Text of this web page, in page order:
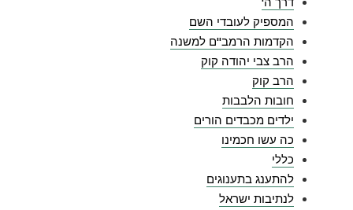
המספיק לעובדי השם
הקדמות הרמב"ם למשנה
הרב צבי יהודה קוק
הרב קוק
חובות הלבבות
ילדים מכבדים הורים
כה עשו חכמינו
כללי
להתענג בתענוגים
לנתיבות ישראל